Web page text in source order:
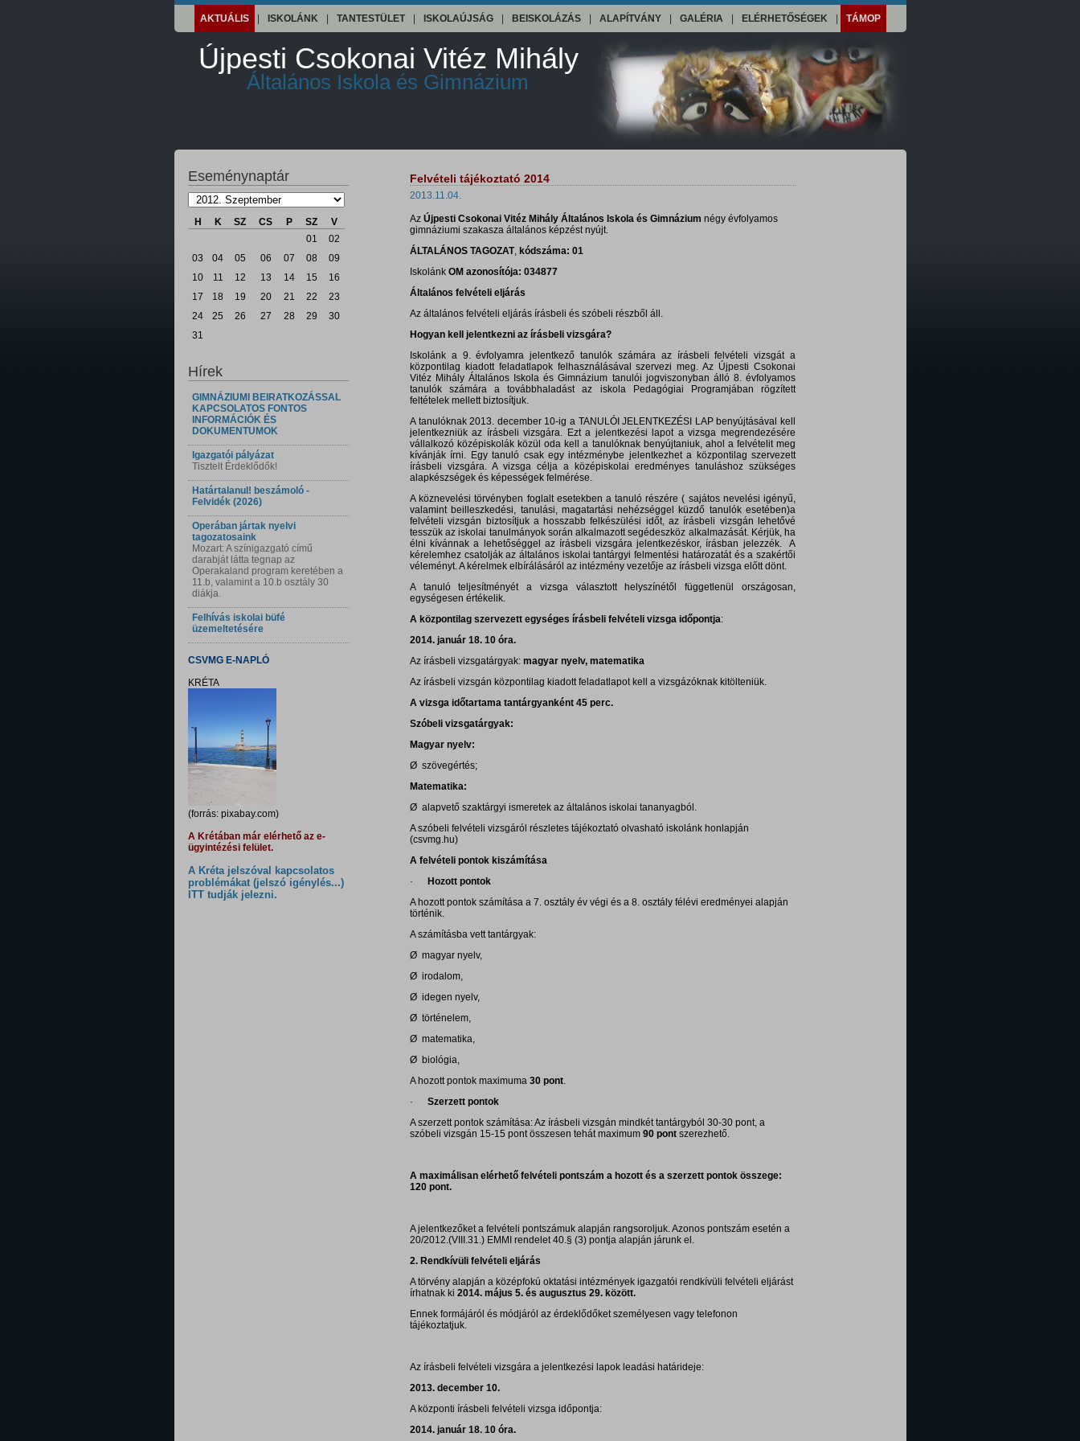
AKTUÁLIS ISKOLÁNK TANTESTÜLET ISKOLAÚJSÁG BEISKOLÁZÁS ALAPÍTVÁNY GALÉRIA ELÉRHETŐSÉGEK TÁMOP
Újpesti Csokonai Vitéz Mihály
Általános Iskola és Gimnázium
Eseménynaptár
H K SZ CS P SZ
V
01
02
03
04 05 06 07 08
09
10
11 12 13 14 15
16
17
18 19 20 21 22
23
24
25 26 27 28 29
30
31
Hírek
GIMNÁZIUMI BEIRATKOZÁSSAL
KAPCSOLATOS FONTOS
INFORMÁCIÓK ÉS
DOKUMENTUMOK
Igazgatói pályázat
Tisztelt Érdeklődők!
Határtalanul! beszámoló -
Felvidék (2026)
Operában jártak nyelvi
tagozatosaink
Mozart: A színigazgató című
darabját látta tegnap az
Operakaland program keretében a
11.b, valamint a 10.b osztály 30
diákja.
Felhívás iskolai büfé
üzemeltetésére
CSVMG E-NAPLÓ
KRÉTA
(forrás: pixabay.com)
A Krétában már elérhető az e-
ügyintézési felület.
A Kréta jelszóval kapcsolatos
problémákat (jelszó igénylés...)
ITT tudják jelezni.
Felvételi tájékoztató 2014
2013.11.04.
Az Újpesti Csokonai Vitéz Mihály Általános Iskola és Gimnázium négy évfolyamos
gimnáziumi szakasza általános képzést nyújt.
ÁLTALÁNOS TAGOZAT, kódszáma: 01
Iskolánk OM azonosítója: 034877
Általános felvételi eljárás
Az általános felvételi eljárás írásbeli és szóbeli részből áll.
Hogyan kell jelentkezni az írásbeli vizsgára?
Iskolánk a 9. évfolyamra jelentkező tanulók számára az írásbeli felvételi vizsgát a
központilag kiadott feladatlapok felhasználásával szervezi meg. Az Újpesti Csokonai
Vitéz Mihály Általános Iskola és Gimnázium tanulói jogviszonyban álló 8. évfolyamos
tanulók számára a továbbhaladást az iskola Pedagógiai Programjában rögzített
feltételek mellett biztosítjuk.
A tanulóknak 2013. december 10-ig a TANULÓI JELENTKEZÉSI LAP benyújtásával kell
jelentkezniük az írásbeli vizsgára. Ezt a jelentkezési lapot a vizsga megrendezésére
vállalkozó középiskolák közül oda kell a tanulóknak benyújtaniuk, ahol a felvételit meg
kívánják írni. Egy tanuló csak egy intézménybe jelentkezhet a központilag szervezett
írásbeli vizsgára. A vizsga célja a középiskolai eredményes tanuláshoz szükséges
alapkészségek és képességek felmérése.
A köznevelési törvényben foglalt esetekben a tanuló részére ( sajátos nevelési igényű,
valamint beilleszkedési, tanulási, magatartási nehézséggel küzdő tanulók esetében)a
felvételi vizsgán biztosítjuk a hosszabb felkészülési időt, az írásbeli vizsgán lehetővé
tesszük az iskolai tanulmányok során alkalmazott segédeszköz alkalmazását. Kérjük, ha
élni kívánnak a lehetőséggel az írásbeli vizsgára jelentkezéskor, írásban jelezzék. A
kérelemhez csatolják az általános iskolai tantárgyi felmentési határozatát és a szakértői
véleményt. A kérelmek elbírálásáról az intézmény vezetője az írásbeli vizsga előtt dönt.
A tanuló teljesítményét a vizsga választott helyszínétől függetlenül országosan,
egységesen értékelik.
A központilag szervezett egységes írásbeli felvételi vizsga időpontja:
2014. január 18. 10 óra.
Az írásbeli vizsgatárgyak: magyar nyelv, matematika
Az írásbeli vizsgán központilag kiadott feladatlapot kell a vizsgázóknak kitölteniük.
A vizsga időtartama tantárgyanként 45 perc.
Szóbeli vizsgatárgyak:
Magyar nyelv:
Ø szövegértés;
Matematika:
Ø alapvető szaktárgyi ismeretek az általános iskolai tananyagból.
A szóbeli felvételi vizsgáról részletes tájékoztató olvasható iskolánk honlapján
(csvmg.hu)
A felvételi pontok kiszámítása
·
Hozott pontok
A hozott pontok számítása a 7. osztály év végi és a 8. osztály félévi eredményei alapján
történik.
A számításba vett tantárgyak:
Ø magyar nyelv,
Ø irodalom,
Ø idegen nyelv,
Ø történelem,
Ø matematika,
Ø biológia,
A hozott pontok maximuma 30 pont.
· Szerzett pontok
A szerzett pontok számítása: Az írásbeli vizsgán mindkét tantárgyból 30-30 pont, a
szóbeli vizsgán 15-15 pont összesen tehát maximum 90 pontszerezhető.
A maximálisan elérhető felvételi pontszám a hozott és a szerzett pontok összege:
120 pont.
A jelentkezőket a felvételi pontszámuk alapján rangsoroljuk. Azonos pontszám esetén a
20/2012.(VIII.31.) EMMI rendelet 40.§ (3) pontja alapján járunk el.
2. Rendkívüli felvételi eljárás
A törvény alapján a középfokú oktatási intézmények igazgatói rendkívüli felvételi eljárást
írhatnak ki 2014. május 5. és augusztus 29. között.
Ennek formájáról és módjáról az érdeklődőket személyesen vagy telefonon
tájékoztatjuk.
Az írásbeli felvételi vizsgára a jelentkezési lapok leadási határideje:
2013. december 10.
A központi írásbeli felvételi vizsga időpontja:
2014. január 18. 10 óra.